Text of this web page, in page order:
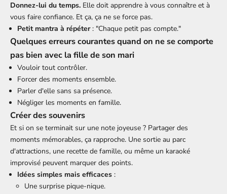
Donnez-lui du temps. Elle doit apprendre à vous connaître et à
vous faire confiance. Et ça, ça ne se force pas.
Petit mantra à répéter: "Chaque petit pas compte."
Quelques erreurs courantes quand on ne se comporte
pas bien avec la fille de son mari
Vouloir tout contrôler.
Forcer des moments ensemble.
Parler d'elle sans sa présence.
Négliger les moments en famille.
Créer des souvenirs
Et si on se terminait sur une note joyeuse ? Partager des
moments mémorables, ça rapproche. Une sortie au parc
d'attractions, une recette de famille, ou même un karaoké
improvisé peuvent marquer des points.
Idées simples mais efficaces :
Une surprise pique-nique.